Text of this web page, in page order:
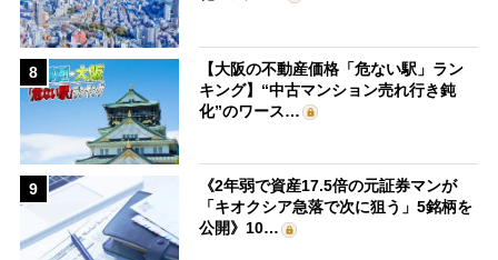
8
【大阪の不動産価格「危ない駅」ラン
キング】“中古マンション売れ行き鈍
化”のワース…
9
《2年弱で資産17.5倍の元証券マンが
「キオクシア急落で次に狙う」5銘柄を
公開》10…